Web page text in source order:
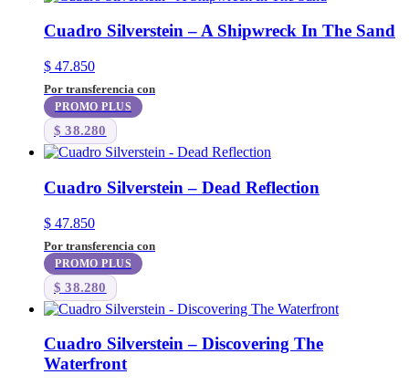
Cuadro Silverstein – A Shipwreck In The Sand
$ 47.850
Por transferencia con
PROMO PLUS
$ 38.280
Cuadro Silverstein – Dead Reflection
$ 47.850
Por transferencia con
PROMO PLUS
$ 38.280
Cuadro Silverstein – Discovering The
Waterfront